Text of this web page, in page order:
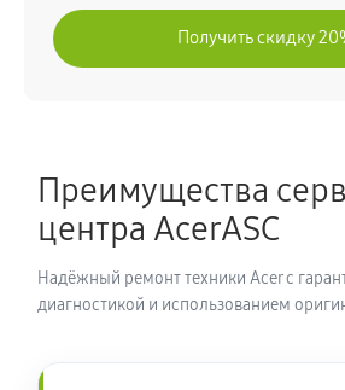
Замена термопасты ноутбука Acer
Замена системы охлаждения
1400 руб
Замена процессора ноутбука Acer
(NH.Q8FER.004)
Получить скидку
Преимущества
центра AcerASC
Надёжный ремонт техники Acer с
диагностикой и использованием